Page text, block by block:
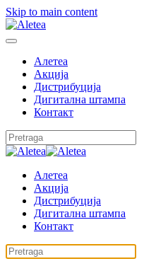
Skip to main content
Алетеа
Акција
Дистрибуција
Дигитална штампа
Контакт
Алетеа
Акција
Дистрибуција
Дигитална штампа
Контакт